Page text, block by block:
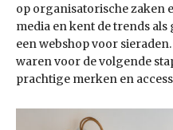
op organisatorische zaken
media en kent de trends
een webshop voor
waren voor de volgende
prachtige merken en